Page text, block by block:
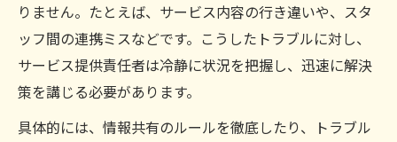
情報共有を円滑にするサービス提供責任者
の工夫
サービス提供責任者の体験が示す共有の大
切さ
トラブル防止に役立つサービス提供責任者
りません。たとえば、サービス内容の行き違いや、スタ
ッフ間の連携ミスなどです。こうしたトラブルに対し、
サービス提供責任者は冷静に状況を把握し、迅速に解決
策を講じる必要があります。
具体的には、情報共有のルールを徹底したり、トラブル